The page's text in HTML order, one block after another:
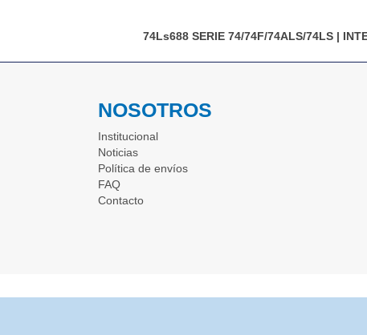
74Ls688 SERIE 74/74F/74ALS/74LS |
NOSOTROS
Institucional
Noticias
Política de envíos
FAQ
Contacto